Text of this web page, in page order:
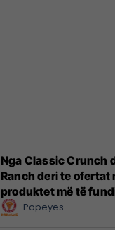
Nga Classic Crunch
Ranch deri te ofertat
produktet më të
Popeyes